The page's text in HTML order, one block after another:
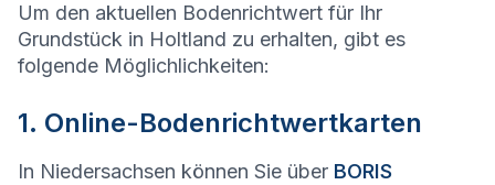
Um den aktuellen Bodenrichtwert für Ihr
Grundstück in Holtland zu erhalten, gibt es
folgende Möglichlichkeiten:
1. Online-Bodenrichtwertkarten
In Niedersachsen können Sie über BORIS